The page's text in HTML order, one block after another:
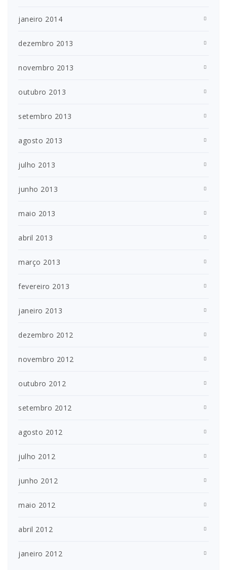
janeiro 2014
dezembro 2013
novembro 2013
outubro 2013
setembro 2013
agosto 2013
julho 2013
junho 2013
maio 2013
abril 2013
março 2013
fevereiro 2013
janeiro 2013
dezembro 2012
novembro 2012
outubro 2012
setembro 2012
agosto 2012
julho 2012
junho 2012
maio 2012
abril 2012
janeiro 2012